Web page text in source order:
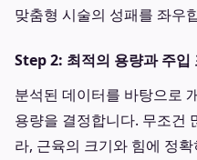
맞춤형 시술의 성패를 좌우
Step 2: 최적의 용량과 주입
분석된 데이터를 바탕으로
용량을 결정합니다. 무조건
라, 근육의 크기와 힘에 정